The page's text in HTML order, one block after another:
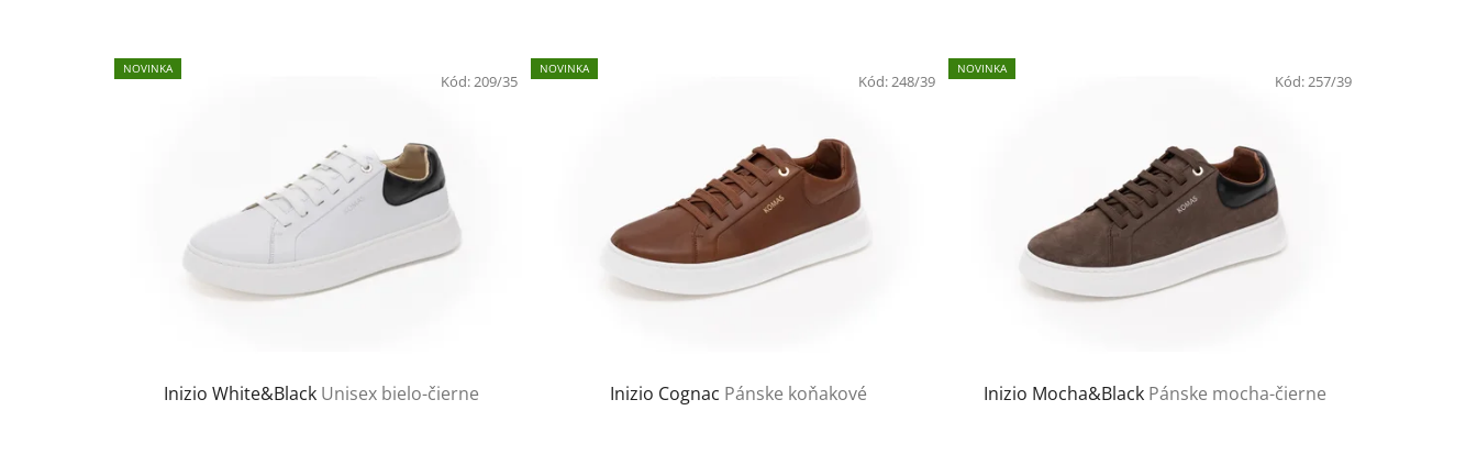
NOVINKA
Inizio White&Black Unisex bielo-čierne
Kód:209/35
NOVINKA
Inizio Cognac Pánske koňakové
Kód:248/39
NOVINKA
Inizio Mocha&Black Pánske mocha-čierne
Kód:257/39